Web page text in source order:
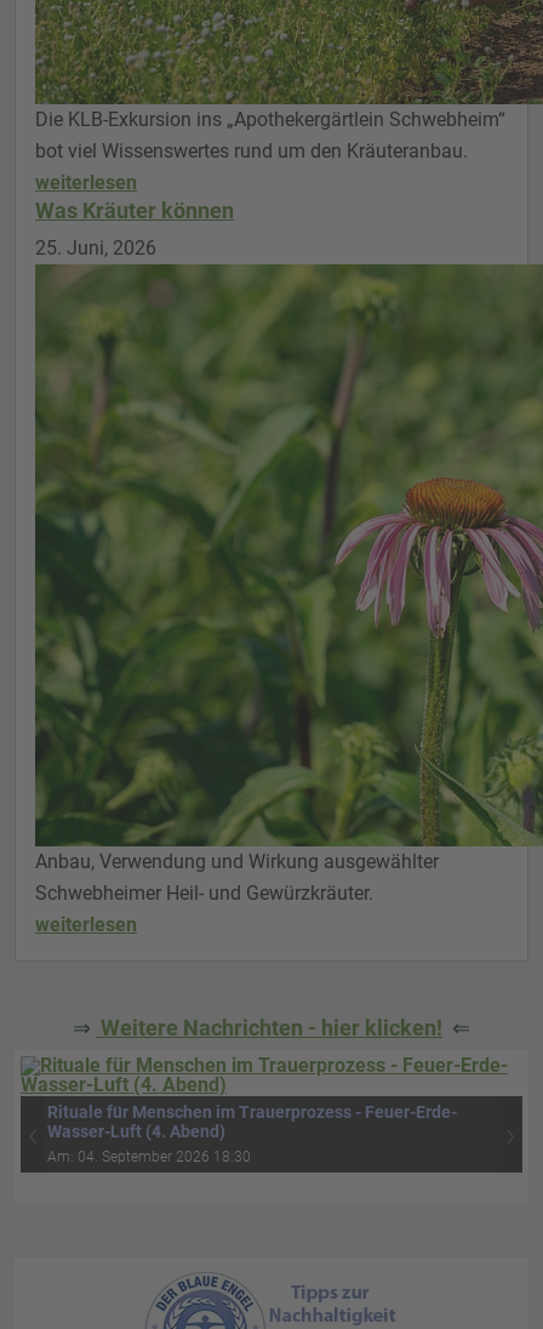
Die KLB-Exkursion ins „Apothekergärtlein Schwebheim“
bot viel Wissenswertes rund um den Kräuteranbau.
weiterlesen
Was Kräuter können
25. Juni, 2026
Anbau, Verwendung und Wirkung ausgewählter
Schwebheimer Heil- und Gewürzkräuter.
weiterlesen
⇒ Weitere Nachrichten - hier klicken! ⇐
Rituale für Menschen im Trauerprozess - Feuer-Erde-
Wasser-Luft (4. Abend)
Am: 04. September 2026 18:30
‹ ›